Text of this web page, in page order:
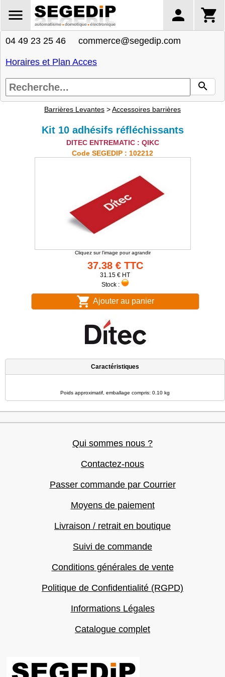
04 49 23 25 46 commerce@segedip.com
Horaires et Plan Acces
Barrières Levantes >Accessoires barrières
Kit 10 adhésifs réfléchissants
DITEC ENTREMATIC : QIKC
Code SEGEDIP : 102212
Cliquez sur l'image pour agrandir
37.38 € TTC
31.15 € HT
Stock :
Ajouter au panier
Caractéristiques
Poids approximatif, emballage compris: 0.10 kg
Qui sommes nous ?
Contactez-nous
Passer commande par Courrier
Moyens de paiement
Livraison / retrait en boutique
Suivi de commande
Conditions générales de vente
Politique de Confidentialité (RGPD)
Informations Légales
Catalogue complet